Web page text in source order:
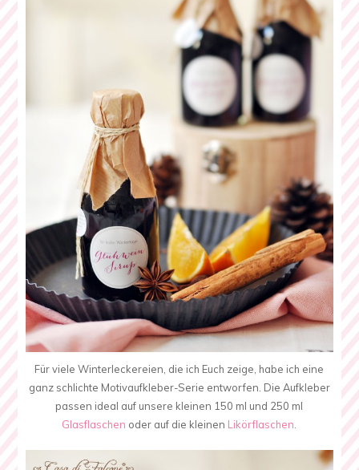
Für viele Winterleckereien, die ich Euch zeige, habe ich eine
ganz schlichte Motivaufkleber-Serie entworfen. Die Aufkleber
passen ideal auf unsere kleinen 150 ml und 250 ml
Glasflaschen oder auf die kleinen Likörflaschen.